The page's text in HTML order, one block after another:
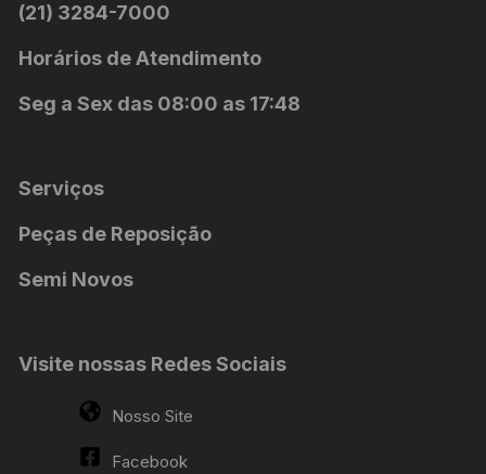
(21) 3284-7000
Horários de Atendimento
Seg a Sex das 08:00 as 17:48
Serviços
Peças de Reposição
Semi Novos
Visite nossas Redes Sociais
Nosso Site
Facebook